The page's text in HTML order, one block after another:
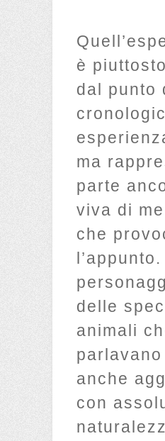
è
dal punto
ma
parte
viva di
che
delle
animali
anche
con